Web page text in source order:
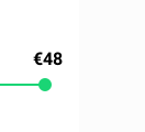
€48